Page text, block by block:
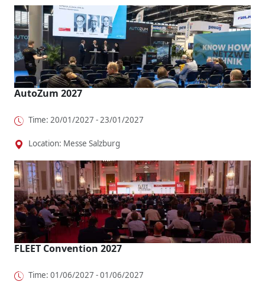
AutoZum 2027
Time: 20/01/2027 - 23/01/2027
Location: Messe Salzburg
FLEET Convention 2027
Time: 01/06/2027 - 01/06/2027